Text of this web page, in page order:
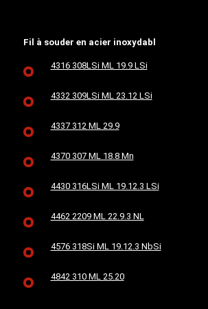
Fil à souder en acier inoxydabl
4316 308LSi ML 19.9 LSi
4332 309LSi ML 23.12 LSi
4337 312 ML 29.9
4370 307 ML 18.8 Mn
4430 316LSi ML 19.12.3 LSi
4462 2209 ML 22.9.3 NL
4576 318Si ML 19.12.3 NbSi
4842 310 ML 25.20